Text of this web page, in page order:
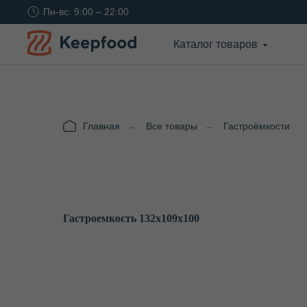
Каталог товаров
Пн-вс: 9:00 – 22:00
Главная → Все товары → Гастроёмкости
Гастроемкость 132х109х100